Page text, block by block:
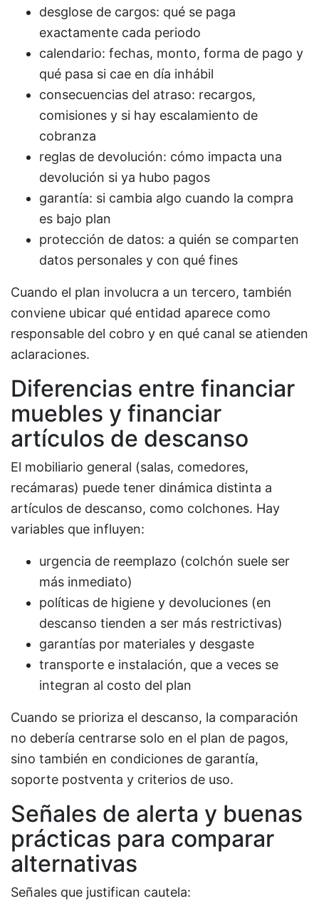
desglose de cargos: qué se paga
exactamente cada periodo
calendario: fechas, monto, forma de pago y
qué pasa si cae en día inhábil
consecuencias del atraso: recargos,
comisiones y si hay escalamiento de
cobranza
reglas de devolución: cómo impacta una
devolución si ya hubo pagos
garantía: si cambia algo cuando la compra
es bajo plan
protección de datos: a quién se comparten
datos personales y con qué fines
Cuando el plan involucra a un tercero, también
conviene ubicar qué entidad aparece como
responsable del cobro y en qué canal se atienden
aclaraciones.
Diferencias entre financiar
muebles y financiar
artículos de descanso
El mobiliario general (salas, comedores,
recámaras) puede tener dinámica distinta a
artículos de descanso, como colchones. Hay
variables que influyen:
urgencia de reemplazo (colchón suele ser
más inmediato)
políticas de higiene y devoluciones (en
descanso tienden a ser más restrictivas)
garantías por materiales y desgaste
transporte e instalación, que a veces se
integran al costo del plan
Cuando se prioriza el descanso, la comparación
no debería centrarse solo en el plan de pagos,
sino también en condiciones de garantía,
soporte postventa y criterios de uso.
Señales de alerta y buenas
prácticas para comparar
alternativas
Señales que justifican cautela: